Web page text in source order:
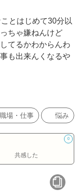
とはじめて30分以
ちゃ嫌ねんけど
てるかわからんわ
も出来んくなるや
職場・仕事 悩み
0
共感した